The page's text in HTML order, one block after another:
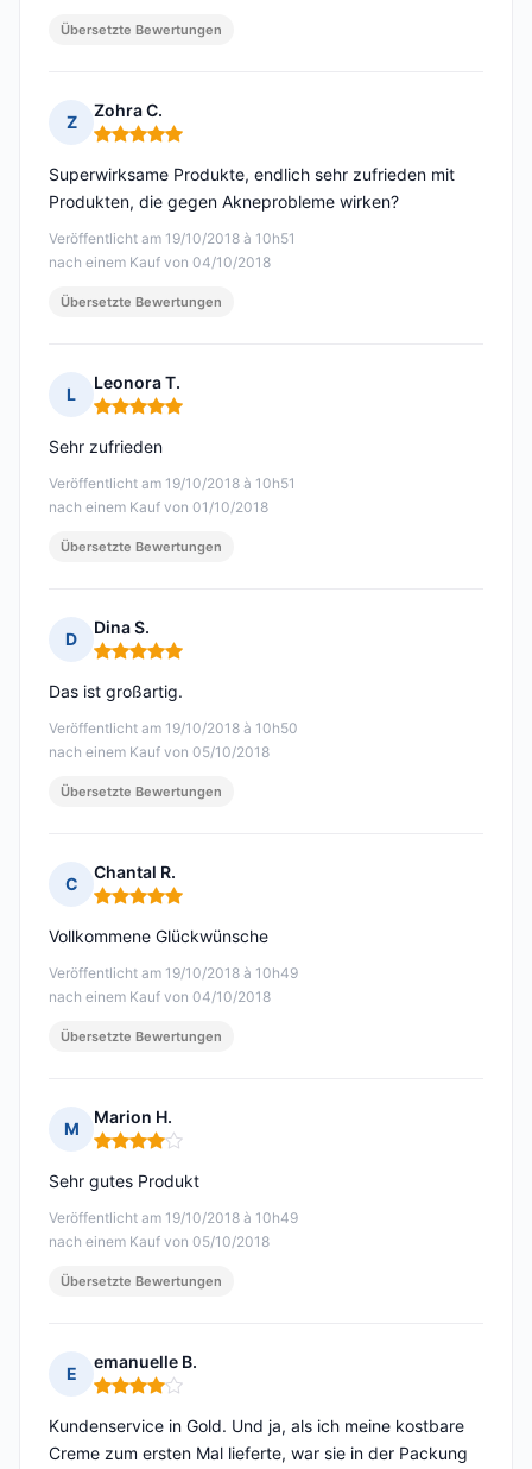
Übersetzte Bewertungen
Z
Zohra C.
Hinweis: 5 von 5
Veröffentlicht am 19/10/2018 à 10h51
nach einem Kauf von 04/10/2018
Superwirksame Produkte, endlich sehr zufrieden mit
Produkten, die gegen Akneprobleme wirken?
Übersetzte Bewertungen
L
Leonora T.
Hinweis: 5 von 5
Veröffentlicht am 19/10/2018 à 10h51
nach einem Kauf von 01/10/2018
Sehr zufrieden
Übersetzte Bewertungen
D
Dina S.
Hinweis: 5 von 5
Veröffentlicht am 19/10/2018 à 10h50
nach einem Kauf von 05/10/2018
Das ist großartig.
Übersetzte Bewertungen
C
Chantal R.
Hinweis: 5 von 5
Veröffentlicht am 19/10/2018 à 10h49
nach einem Kauf von 04/10/2018
Vollkommene Glückwünsche
Übersetzte Bewertungen
M
Marion H.
Hinweis: 4 von 5
Veröffentlicht am 19/10/2018 à 10h49
nach einem Kauf von 05/10/2018
Sehr gutes Produkt
Übersetzte Bewertungen
E
emanuelle B.
Hinweis: 4 von 5
Kundenservice in Gold. Und ja, als ich meine kostbare
Creme zum ersten Mal lieferte, war sie in der Packung